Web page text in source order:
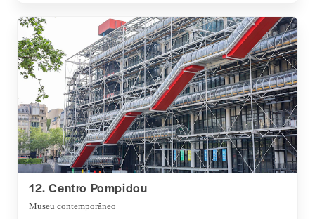
12. Centro Pompidou
Museu contemporâneo